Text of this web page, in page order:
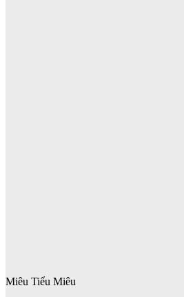
Miêu Tiểu Miêu